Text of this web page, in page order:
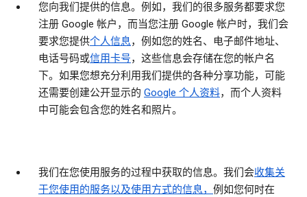
您向我们提供的信息。 例如，我们的很多服务都要求您
注册 Google 帐户，而当您注册 Google 帐户时，我们会
要求您提供个人信息，例如您的姓名、电子邮件地址、
电话号码或信用卡号，这些信息会存储在您的帐户名
下。如果您想充分利用我们提供的各种分享功能，可能
还需要创建公开显示的 Google 个人资料，而个人资料
中可能会包含您的姓名和照片。
我们在您使用服务的过程中获取的信息。 我们会收集关
于您使用的服务以及使用方式的信息， 例如您何时在